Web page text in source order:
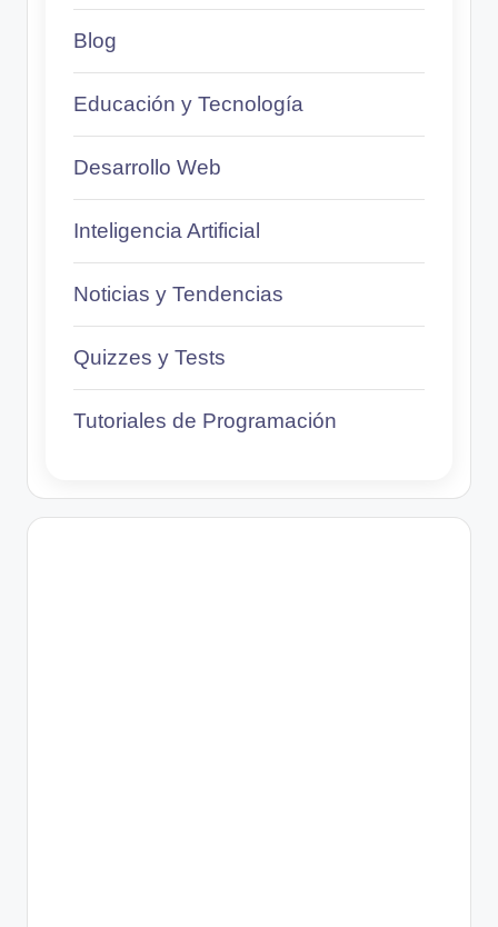
Blog
Educación y Tecnología
Desarrollo Web
Inteligencia Artificial
Noticias y Tendencias
Quizzes y Tests
Tutoriales de Programación